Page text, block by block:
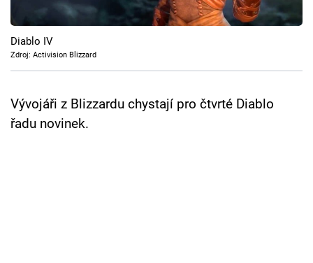
Cool Esport
Pořady
Sledujte prima+
Diablo IV
Zdroj: Activision Blizzard
Vývojáři z Blizzardu chystají pro čtvrté Diablo
řadu novinek.